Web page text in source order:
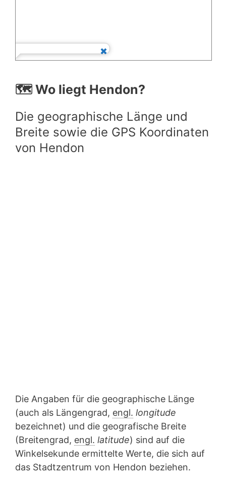
🗺️ Wo liegt Hendon?
Die geographische Länge und
Breite sowie die GPS Koordinaten
von Hendon
Die Angaben für die geographische Länge
(auch als Längengrad, engl. longitude
bezeichnet) und die geografische Breite
(Breitengrad, engl. latitude) sind auf die
Winkelsekunde ermittelte Werte, die sich auf
das Stadtzentrum von Hendon beziehen.